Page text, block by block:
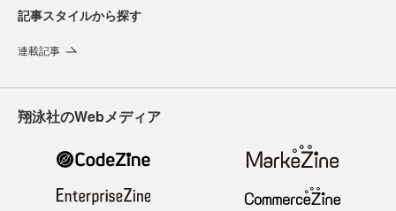
記事スタイルから探す
連載記事
翔泳社のWebメディア